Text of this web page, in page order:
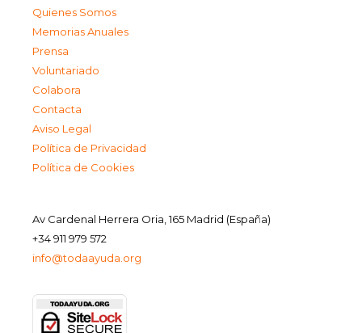
Quienes Somos
Memorias Anuales
Prensa
Voluntariado
Colabora
Contacta
Aviso Legal
Política de Privacidad
Política de Cookies
Av Cardenal Herrera Oria, 165 Madrid (España)
+34 911 979 572
info@todaayuda.org